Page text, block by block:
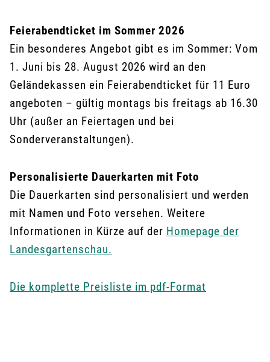
Feierabendticket im Sommer 2026
Ein besonderes Angebot gibt es im Sommer: Vom
1. Juni bis 28. August 2026 wird an den
Geländekassen ein Feierabendticket für 11 Euro
angeboten – gültig montags bis freitags ab 16.30
Uhr (außer an Feiertagen und bei
Sonderveranstaltungen).
Personalisierte Dauerkarten mit Foto
Die Dauerkarten sind personalisiert und werden
mit Namen und Foto versehen. Weitere
Informationen in Kürze auf der Homepage der
Landesgartenschau.
Die komplette Preisliste im pdf-Format